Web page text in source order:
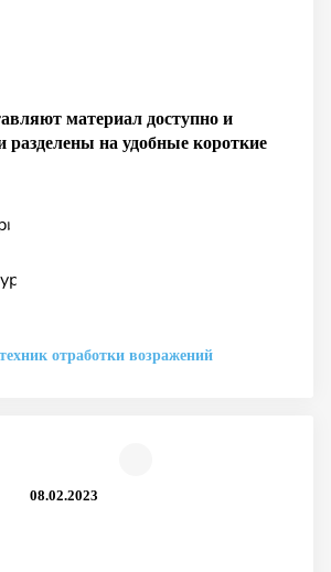
материал доступно и
разделены на удобные короткие
отработки возражений
08.02.2023